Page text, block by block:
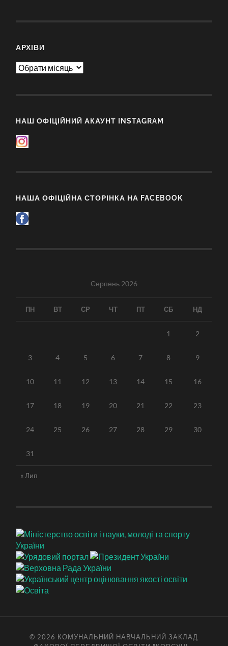
АРХІВИ
Архіви
НАШ ОФІЦІЙНИЙ АКАУНТ INSTAGRAM
НАША ОФІЦІЙНА СТОРІНКА НА FACEBOOK
Серпень 2026
ПН ВТ СР ЧТ ПТ СБ НД
1 2
3 4 5 6 7 8 9
10 11 12 13 14 15 16
17 18 19 20 21 22 23
24 25 26 27 28 29 30
31
« Лип
© 2026 КОМУНАЛЬНИЙ НАВЧАЛЬНИЙ ЗАКЛАД